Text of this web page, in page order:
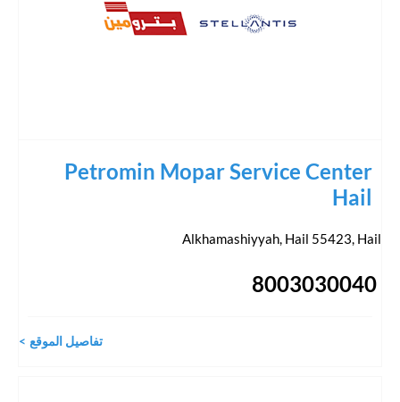
Petromin Mopar Service Center
Hail
Alkhamashiyyah, Hail 55423, Hail
8003030040
تفاصيل الموقع